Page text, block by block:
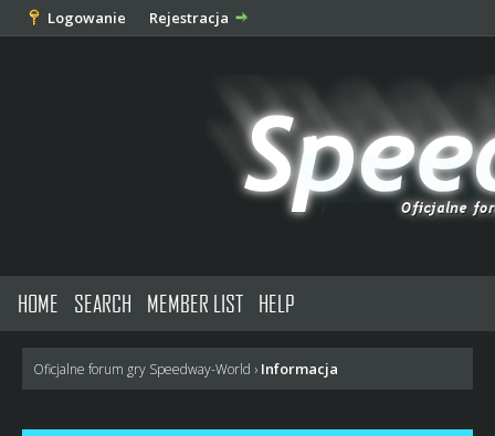
Logowanie Rejestracja
HOME SEARCH MEMBER LIST HELP
Oficjalne forum gry Speedway-World › Informacja